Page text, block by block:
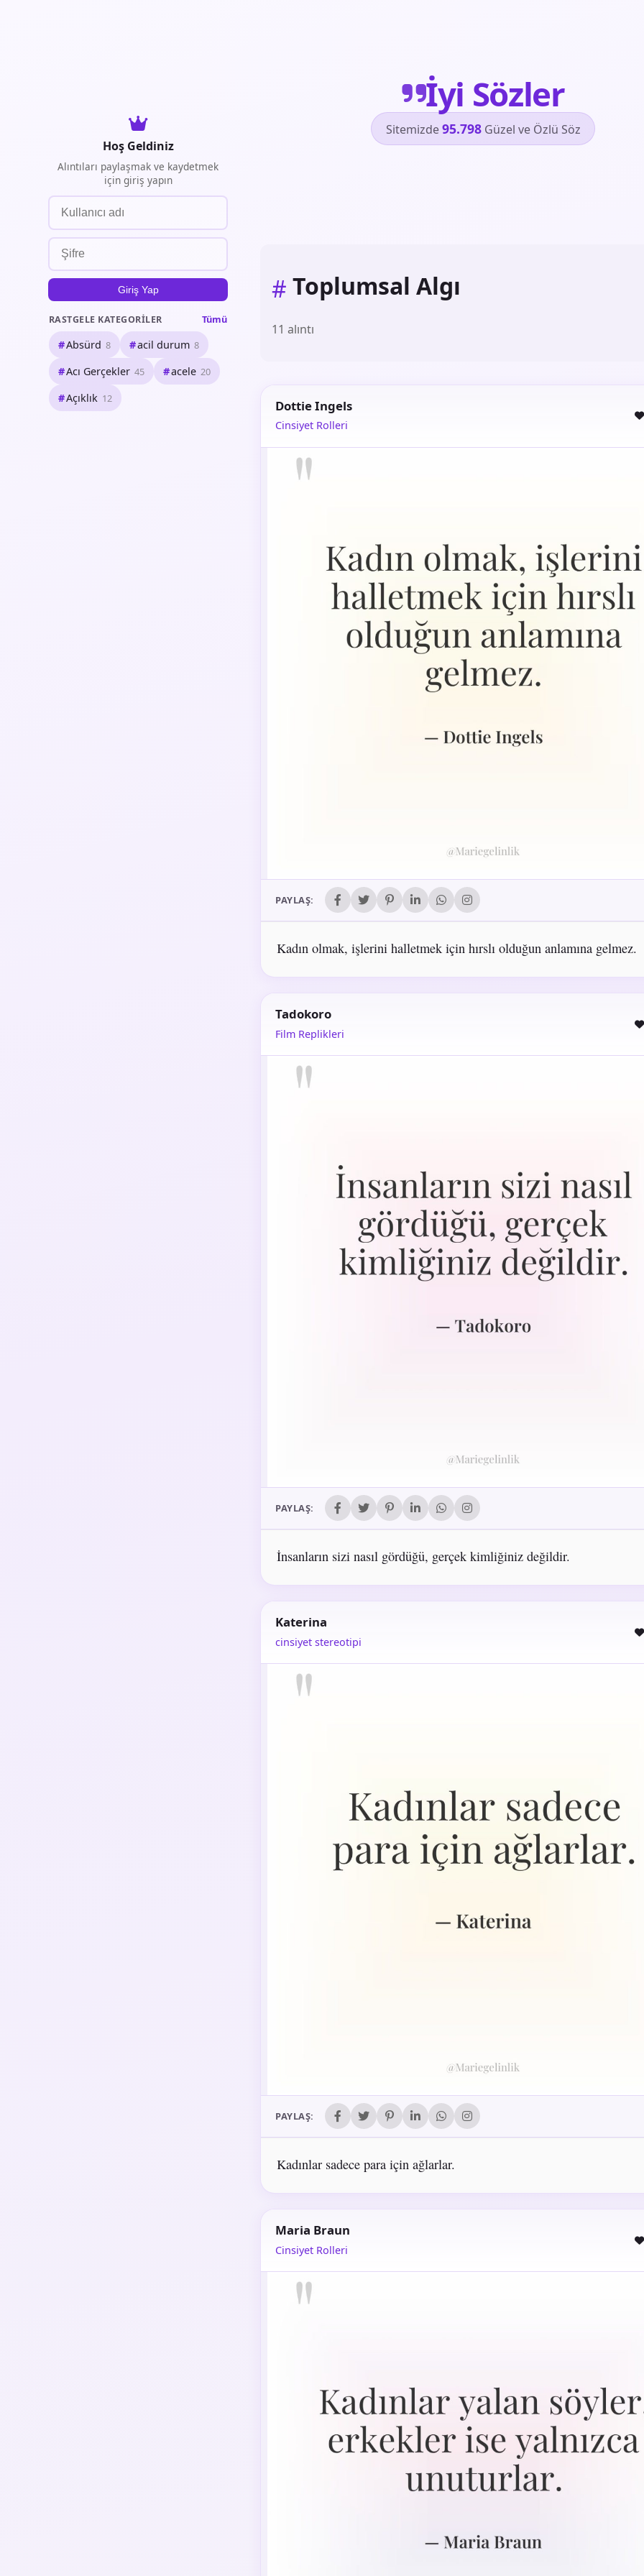
İyi Sözler
Sitemizde95.798Güzel ve Özlü Söz
Hoş Geldiniz
Alıntıları paylaşmak ve kaydetmek
için giriş yapın
Giriş Yap
RASTGELE KATEGORILER Tümü
Absürd 8 acil durum 8
Acı Gerçekler 45 acele 20
Açıklık 12
# Toplumsal Algı
11 alıntı
Dottie Ingels
Cinsiyet Rolleri
PAYLAŞ:
Kadın olmak, işlerini halletmek için hırslı olduğun anlamına gelmez.
Tadokoro
Film Replikleri
PAYLAŞ:
İnsanların sizi nasıl gördüğü, gerçek kimliğiniz değildir.
Katerina
cinsiyet stereotipi
PAYLAŞ:
Kadınlar sadece para için ağlarlar.
Maria Braun
Cinsiyet Rolleri